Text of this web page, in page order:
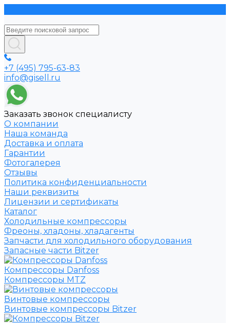
+7 (495) 795-63-83
info@gisell.ru
Заказать звонок специалисту
О компании
Наша команда
Доставка и оплата
Гарантии
Фотогалерея
Отзывы
Политика конфиденциальности
Наши реквизиты
Лицензии и сертификаты
Каталог
Холодильные компрессоры
Фреоны, хладоны, хладагенты
Запчасти для холодильного оборудования
Запасные части Bitzer
Компрессоры Danfoss
Компрессоры MTZ
Винтовые компрессоры
Винтовые компрессоры Bitzer